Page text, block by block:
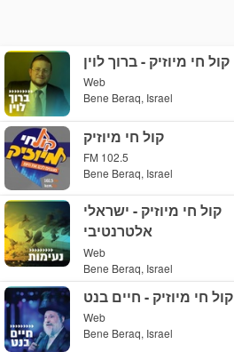
קול חי מיוזיק - ברוך לוין
Web
Bene Beraq, Israel
קול חי מיוזיק
FM 102.5
Bene Beraq, Israel
קול חי מיוזיק - ישראלי
אלטרנטיבי
Web
Bene Beraq, Israel
קול חי מיוזיק - חיים בנט
Web
Bene Beraq, Israel